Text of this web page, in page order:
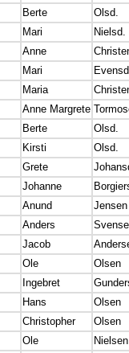
Berte
Olsd.
Mari
Nielsd.
Anne
Mari
Maria
Anne Margrete
Berte
Olsd.
Kirsti
Olsd.
Grete
Johanne
Anund
Jensen
Anders
Jacob
Ole
Olsen
Ingebret
Hans
Olsen
Christopher
Olsen
Ole
Nielsen